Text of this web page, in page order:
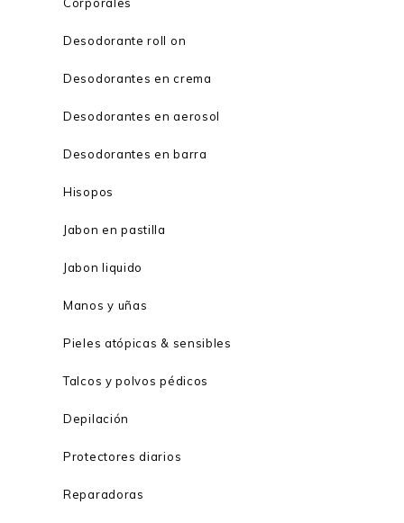
Desodorante roll on
Desodorantes en crema
Desodorantes en aerosol
Desodorantes en barra
Hisopos
Jabon en pastilla
Jabon liquido
Manos y uñas
Pieles atópicas & sensibles
Talcos y polvos pédicos
Depilación
Protectores diarios
Reparadoras